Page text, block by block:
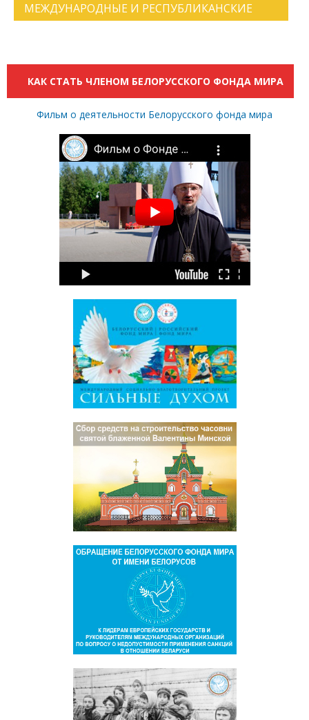
МЕЖДУНАРОДНЫЕ И РЕСПУБЛИКАНСКИЕ
КАК СТАТЬ ЧЛЕНОМ БЕЛОРУССКОГО ФОНДА МИРА
Фильм о деятельности Белорусского фонда мира